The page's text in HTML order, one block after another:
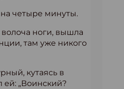
четыре минуты.
волоча ноги, вышла
там уже никого
кутаясь в
ей: „Воинский?